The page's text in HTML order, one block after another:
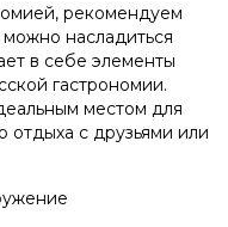
рекомендуем
насладиться
в себе элементы
гастрономии.
местом для
отдыха с друзьями или